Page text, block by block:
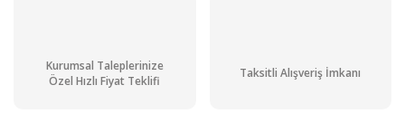
Kurumsal Taleplerinize
Özel Hızlı Fiyat Teklifi
Taksitli Alışveriş İmkanı